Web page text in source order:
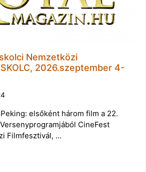
Nemzetközi
2026.szeptember 4-
elsőként három film a 22.
CineFest
Filmfesztivál, …